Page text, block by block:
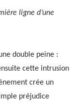
ligne d’une
double peine :
cette intrusion
crée un
préjudice